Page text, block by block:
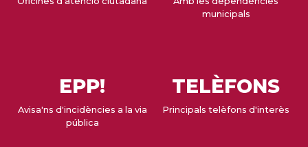
municipals
EPP!
Avisa'ns d'incidències a la via
pública
TELÈFONS
Principals telèfons d'interès